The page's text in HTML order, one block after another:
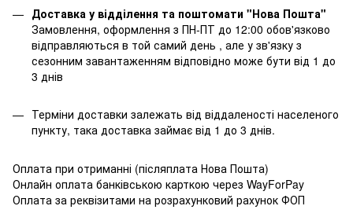
Доставка у відділення та поштомати "Нова Пошта"
Замовлення, оформлення з ПН-ПТ до 12:00 обов'язково
відправляються в той самий день , але у зв'язку з
сезонним завантаженням відповідно може бути від 1 до
3 днів
Терміни доставки залежать від віддаленості населеного
пункту, така доставка займає від 1 до 3 днів.
Оплата при отриманні (післяплата Нова Пошта)
Онлайн оплата банківською карткою через WayForPay
Оплата за реквізитами на розрахунковий рахунок ФОП